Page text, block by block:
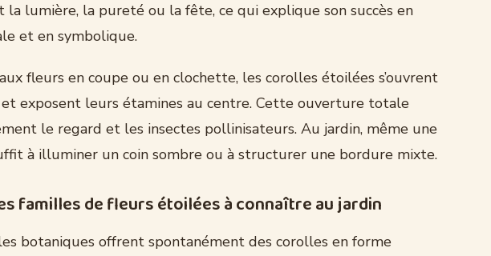
la lumière, la pureté ou la fête, ce qui explique son succès en
et en symbolique.
fleurs en coupe ou en clochette, les corolles étoilées s’ouvrent
exposent leurs étamines au centre. Cette ouverture totale
le regard et les insectes pollinisateurs. Au jardin, même une
à illuminer un coin sombre ou à structurer une bordure mixte.
familles de fleurs étoilées à connaître au jardin
botaniques offrent spontanément des corolles en forme